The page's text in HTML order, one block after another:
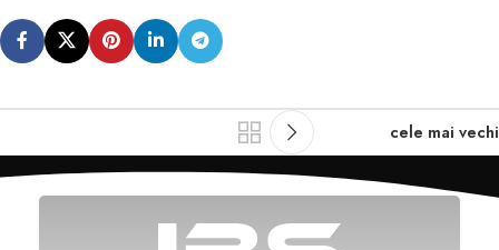
cele mai vechi